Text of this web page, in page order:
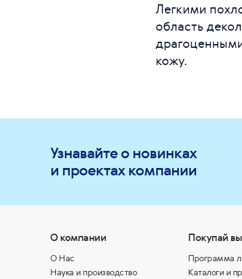
Легкими
область
кожу.
Узнавайте о новинках
и проектах компании
О компании
О Нас
Наука и производство
Покупай
Программа
Каталоги и